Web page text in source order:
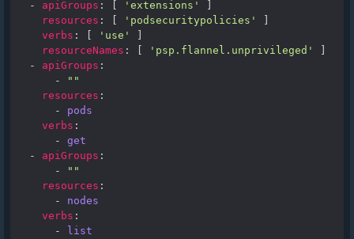
-
apiGroups : 'extensions'
resources : 'podsecuritypolicies'
verbs : 'use'
resourceNames : 'psp.flannel.unprivileged'
-
apiGroups :
-
""
resources :
-
pods
verbs :
-
get
-
apiGroups :
-
""
resources :
-
nodes
verbs :
-
list